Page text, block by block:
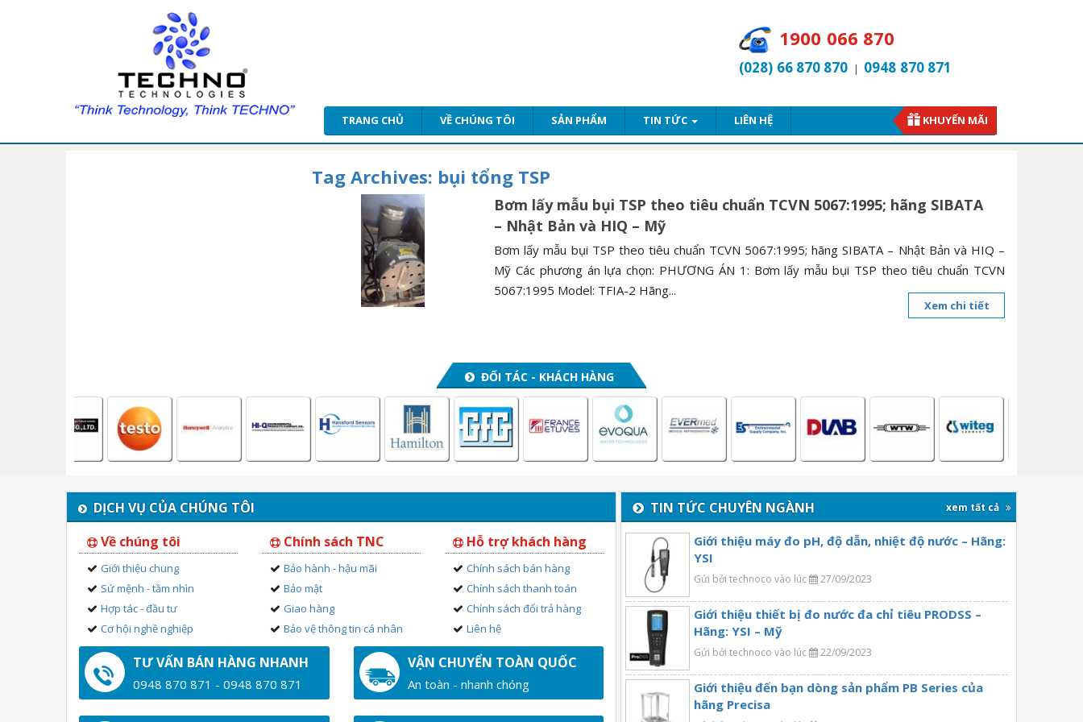
1900 066 870
(028) 66 870 870 | 0948 870 871
TRANG CHỦ VỀ CHÚNG TÔI SẢN PHẨM TIN TỨC LIÊN HỆ KHUYẾN MÃI
Tag Archives: bụi tổng TSP
Bơm lấy mẫu bụi TSP theo tiêu chuẩn TCVN 5067:1995; hãng SIBATA
– Nhật Bản và HIQ – Mỹ
Bơm lấy mẫu bụi TSP theo tiêu chuẩn TCVN 5067:1995; hãng SIBATA – Nhật Bản và HIQ –
Mỹ Các phương án lựa chọn: PHƯƠNG ÁN 1: Bơm lấy mẫu bụi TSP theo tiêu chuẩn TCVN
5067:1995 Model: TFIA-2 Hãng...
Xem chi tiết
ĐỐI TÁC - KHÁCH HÀNG
DỊCH VỤ CỦA CHÚNG TÔI
Về chúng tôi
Giới thiệu chung
Sứ mệnh - tầm nhìn
Hợp tác - đầu tư
Cơ hội nghề nghiệp
Chính sách TNC
Bảo hành - hậu mãi
Bảo mật
Giao hàng
Bảo vệ thông tin cá nhân
Hỗ trợ khách hàng
Chính sách bán hàng
Chính sách thanh toán
Chính sách đổi trả hàng
Liên hệ
TƯ VẤN BÁN HÀNG NHANH
0948 870 871 - 0948 870 871
VẬN CHUYỂN TOÀN QUỐC
An toàn - nhanh chóng
TIN TỨC CHUYÊN NGÀNH xem tất cả
Giới thiệu máy đo pH, độ dẫn, nhiệt độ nước – Hãng:
YSI
Gửi bởi technoco vào lúc 27/09/2023
Giới thiệu thiết bị đo nước đa chỉ tiêu PRODSS –
Hãng: YSI – Mỹ
Gửi bởi technoco vào lúc 22/09/2023
Giới thiệu đến bạn dòng sản phẩm PB Series của
hãng Precisa